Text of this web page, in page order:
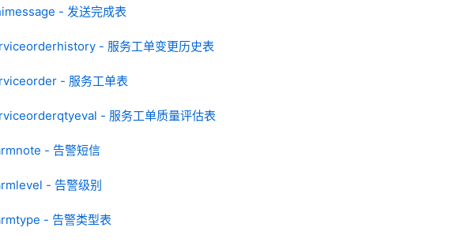
- 发送完成表
- 服务工单变更历史表
- 服务工单表
- 服务工单质量评估表
- 告警短信
- 告警级别
- 告警类型表